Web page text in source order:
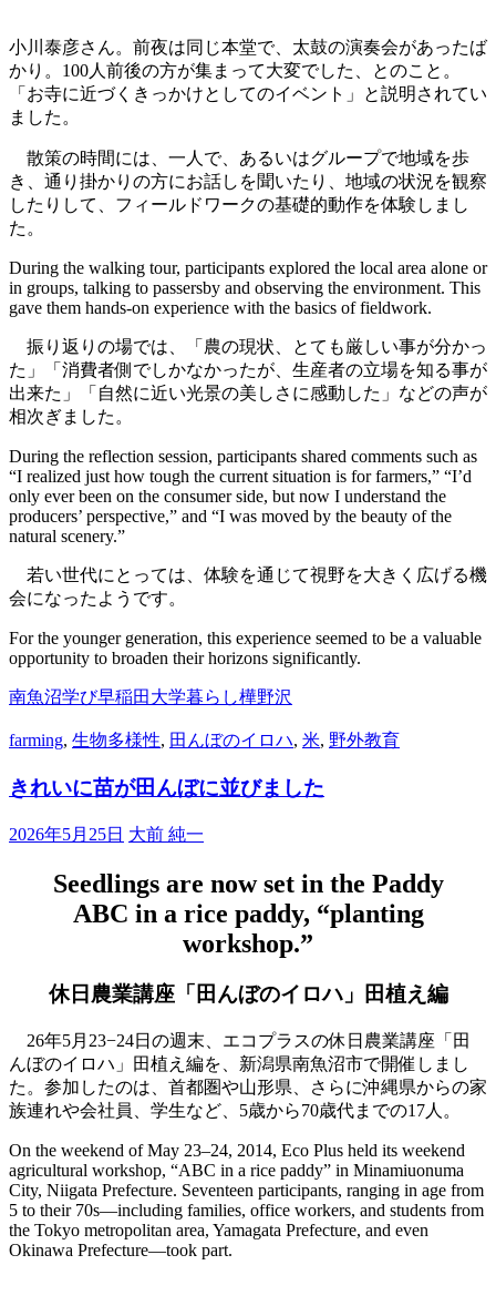
小川泰彦さん。前夜は同じ本堂で、太鼓の演奏会があったば
かり。100人前後の方が集まって大変でした、とのこと。
「お寺に近づくきっかけとしてのイベント」と説明されてい
ました。
散策の時間には、一人で、あるいはグループで地域を歩
き、通り掛かりの方にお話しを聞いたり、地域の状況を観察
したりして、フィールドワークの基礎的動作を体験しまし
た。
During the walking tour, participants explored the local area alone or
in groups, talking to passersby and observing the environment. This
gave them hands-on experience with the basics of fieldwork.
振り返りの場では、「農の現状、とても厳しい事が分かっ
た」「消費者側でしかなかったが、生産者の立場を知る事が
出来た」「自然に近い光景の美しさに感動した」などの声が
相次ぎました。
During the reflection session, participants shared comments such as
“I realized just how tough the current situation is for farmers,” “I’d
only ever been on the consumer side, but now I understand the
producers’ perspective,” and “I was moved by the beauty of the
natural scenery.”
若い世代にとっては、体験を通じて視野を大きく広げる機
会になったようです。
For the younger generation, this experience seemed to be a valuable
opportunity to broaden their horizons significantly.
南魚沼学び早稲田大学暮らし樺野沢
farming, 生物多様性, 田んぼのイロハ, 米, 野外教育
きれいに苗が田んぼに並びました
2026年5月25日 大前 純一
Seedlings are now set in the Paddy
ABC in a rice paddy, “planting
workshop.”
休日農業講座「田んぼのイロハ」田植え編
26年5月23−24日の週末、エコプラスの休日農業講座「田
んぼのイロハ」田植え編を、新潟県南魚沼市で開催しまし
た。参加したのは、首都圏や山形県、さらに沖縄県からの家
族連れや会社員、学生など、5歳から70歳代までの17人。
On the weekend of May 23–24, 2014, Eco Plus held its weekend
agricultural workshop, “ABC in a rice paddy” in Minamiuonuma
City, Niigata Prefecture. Seventeen participants, ranging in age from
5 to their 70s—including families, office workers, and students from
the Tokyo metropolitan area, Yamagata Prefecture, and even
Okinawa Prefecture—took part.